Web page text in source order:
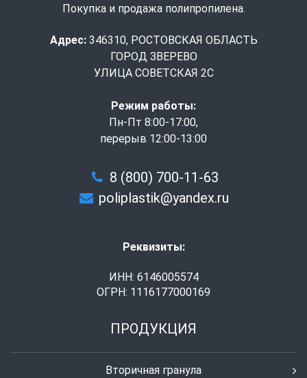
Покупка и продажа полипропилена.
Адрес: 346310, РОСТОВСКАЯ ОБЛАСТЬ
ГОРОД ЗВЕРЕВО
УЛИЦА СОВЕТСКАЯ 2С
Режим работы:
Пн-Пт 8:00-17:00,
перерыв 12:00-13:00
8 (800) 700-11-63
poliplastik@yandex.ru
Реквизиты:
ИНН: 6146005574
ОГРН: 1116177000169
ПРОДУКЦИЯ
Вторичная гранула